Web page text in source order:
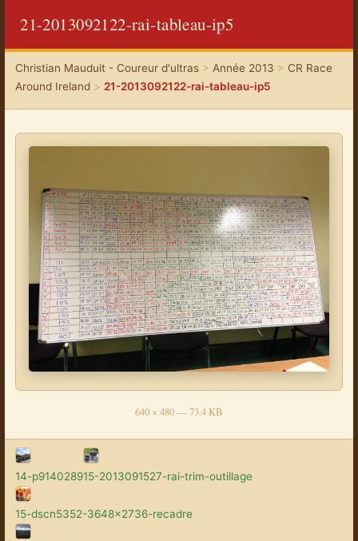
21-2013092122-rai-tableau-ip5
Christian Mauduit - Coureur d'ultras> Année 2013 > CR Race
Around Ireland> 21-2013092122-rai-tableau-ip5
640 × 480 — 73.4 KB
14-p914028915-2013091527-rai-trim-outillage
15-dscn5352-3648x2736-recadre